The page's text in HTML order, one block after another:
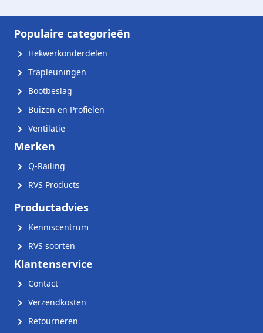
Populaire categorieën
Hekwerkonderdelen
Trapleuningen
Bootbeslag
Buizen en Profielen
Ventilatie
Merken
Q-Railing
RVS Products
Productadvies
Kenniscentrum
RVS soorten
Klantenservice
Contact
Verzendkosten
Retourneren